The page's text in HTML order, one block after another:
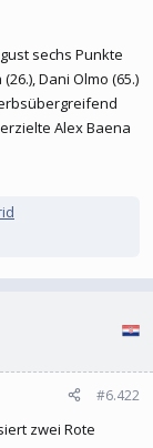
sechs Punkte
Dani Olmo (65.)
Alex Baena
#6.422
zwei Rote